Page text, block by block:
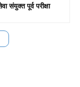
संयुक्त पूर्व परीक्षा